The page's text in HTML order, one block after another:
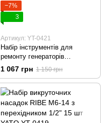
−7%
3
Артикул: YT-0421
Набір інструментів для
ремонту генераторів
автомобільних 13 шт YATO
YT-0421
1 067 грн 1 150 грн